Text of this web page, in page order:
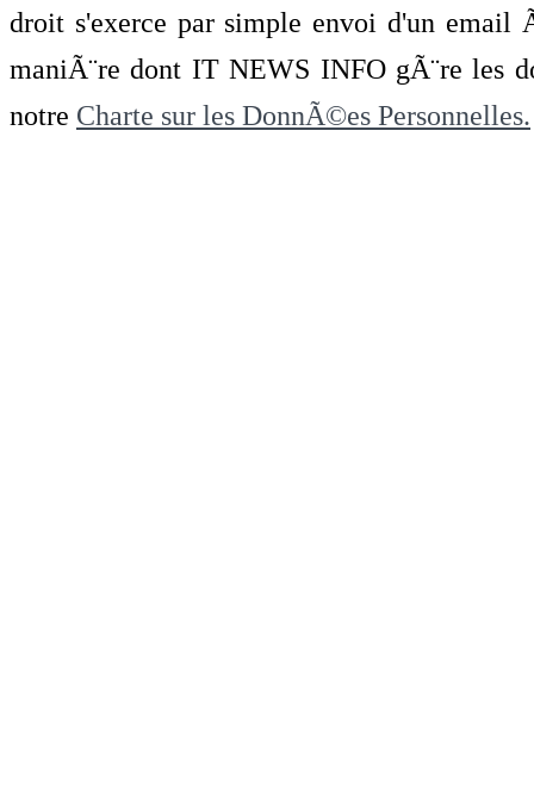
droit s'exerce par simple envoi d'un
maniÃ¨re dont IT NEWS INFO gÃ¨re les
notre Charte sur les DonnÃ©es Personnelles.